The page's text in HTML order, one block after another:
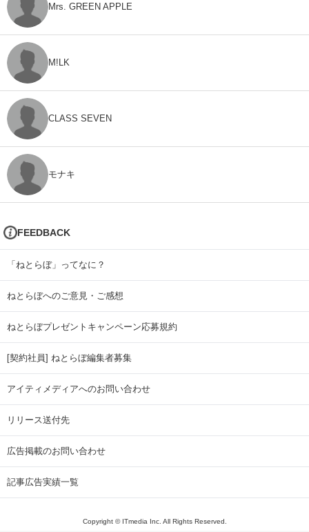
Mrs. GREEN APPLE
M!LK
CLASS SEVEN
モナキ
FEEDBACK
「ねとらぼ」ってなに？
ねとらぼへのご意見・ご感想
ねとらぼプレゼントキャンペーン応募規約
[契約社員] ねとらぼ編集者募集
アイティメディアへのお問い合わせ
リリース送付先
広告掲載のお問い合わせ
記事広告実績一覧
Copyright © ITmedia Inc. All Rights Reserved.